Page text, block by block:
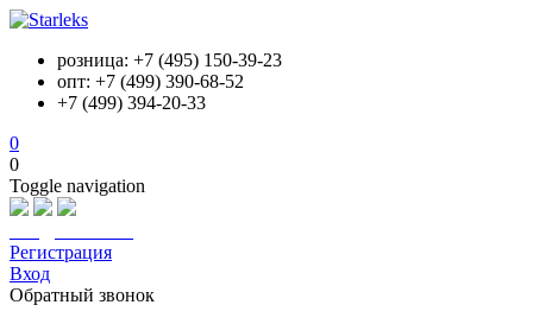
розница: +7 (495) 150-39-23
опт: +7 (499) 390-68-52
+7 (499) 394-20-33
0
0
Toggle navigation
Регистрация
Вход
Обратный звонок